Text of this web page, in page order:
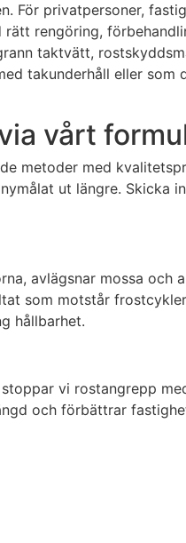
För privatpersoner,
rengöring,
taktvätt,
takunderhåll eller som
vårt
metoder med
ut längre. Skicka
avlägsnar mossa och
som motstår
hållbarhet.
vi rostangrepp
och förbättrar